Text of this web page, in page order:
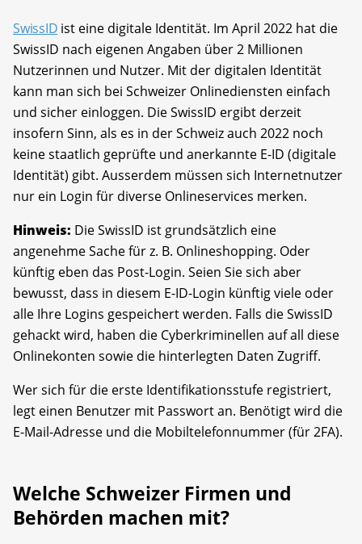
SwissID ist eine digitale Identität. Im April 2022 hat die
SwissID nach eigenen Angaben über 2 Millionen
Nutzerinnen und Nutzer. Mit der digitalen Identität
kann man sich bei Schweizer Onlinediensten einfach
und sicher einloggen. Die SwissID ergibt derzeit
insofern Sinn, als es in der Schweiz auch 2022 noch
keine staatlich geprüfte und anerkannte E-ID (digitale
Identität) gibt. Ausserdem müssen sich Internetnutzer
nur ein Login für diverse Onlineservices merken.
Hinweis: Die SwissID ist grundsätzlich eine
angenehme Sache für z. B. Onlineshopping. Oder
künftig eben das Post-Login. Seien Sie sich aber
bewusst, dass in diesem E-ID-Login künftig viele oder
alle Ihre Logins gespeichert werden. Falls die SwissID
gehackt wird, haben die Cyberkriminellen auf all diese
Onlinekonten sowie die hinterlegten Daten Zugriff.
Wer sich für die erste Identifikationsstufe registriert,
legt einen Benutzer mit Passwort an. Benötigt wird die
E-Mail-Adresse und die Mobiltelefonnummer (für 2FA).
Welche Schweizer Firmen und
Behörden machen mit?